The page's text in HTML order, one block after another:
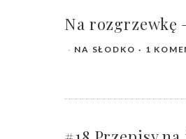
Na rozgrzewkę
NA SŁODKO 1